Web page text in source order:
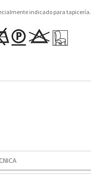
indicado para tapicería.